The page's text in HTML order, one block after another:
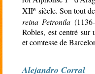
XIIe siècle. Son tout
reina Petronila
Robles, est centré sur
et comtesse de
Alejandro Corral